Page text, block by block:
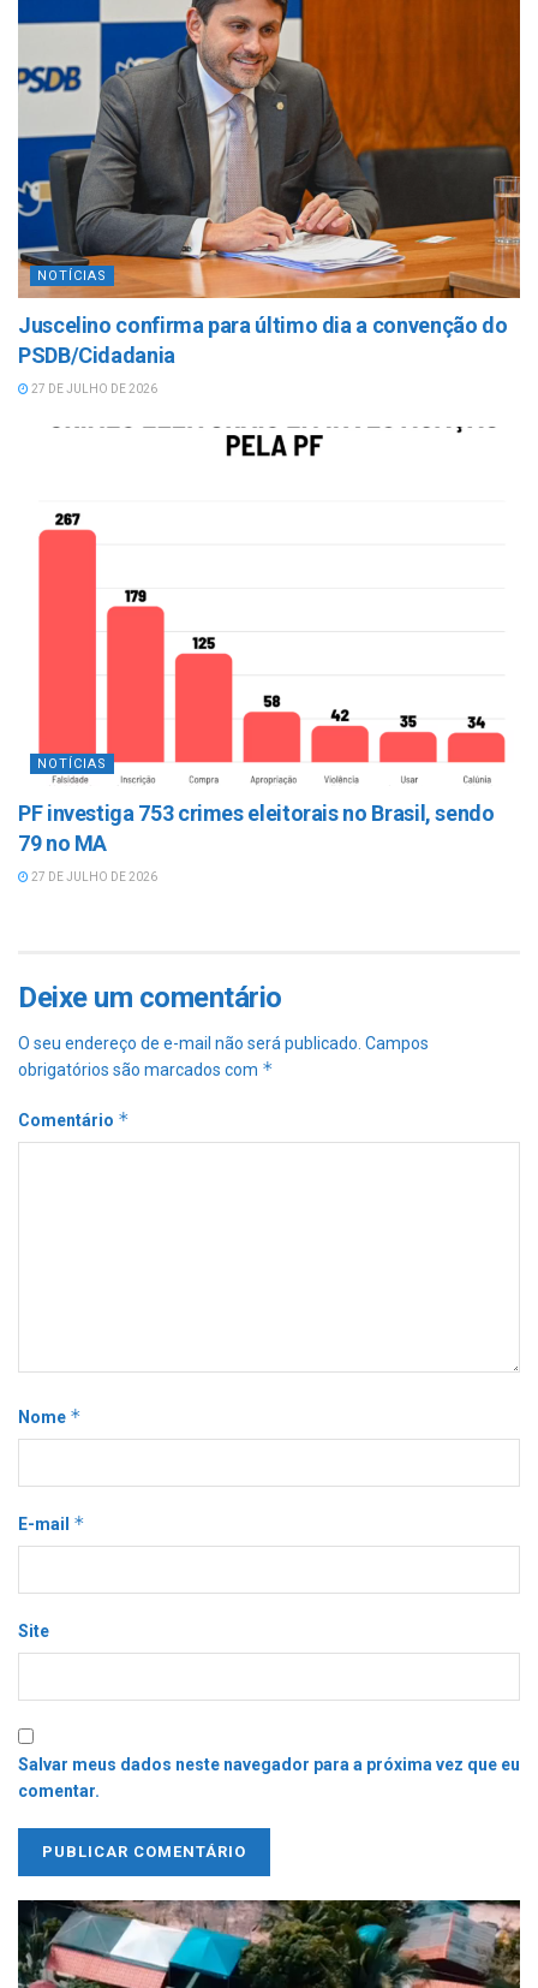
NOTÍCIAS
Juscelino confirma para último dia a convenção do
PSDB/Cidadania
27 DE JULHO DE 2026
NOTÍCIAS
PF investiga 753 crimes eleitorais no Brasil, sendo
79 no MA
27 DE JULHO DE 2026
Deixe um comentário
O seu endereço de e-mail não será publicado. Campos
obrigatórios são marcados com *
Comentário *
Nome *
E-mail *
Site
Salvar meus dados neste navegador para a próxima vez que eu
comentar.
Tocador
de
vídeo